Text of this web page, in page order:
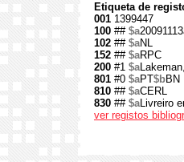
Etiqueta de
001 1399447
100 ## $a
102 ## $aNL
152 ## $aRPC
200 #1 $aLakeman,
801 #0 $aPT$bBN
810 ## $aCERL
830 ## $aLivreiro
ver registos